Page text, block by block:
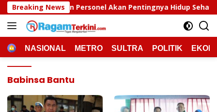
Langsung
ke
konten
Breaking News
Akan Pentingnya Hidup Sehat Polda Sultra
HOMENASIONAL METRO SULTRA POLITIK
Babinsa Bantu